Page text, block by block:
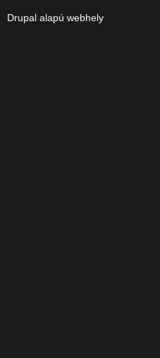
Drupal alapú webhely